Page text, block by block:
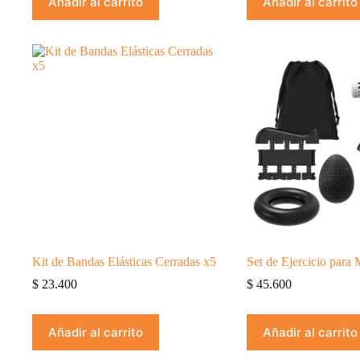
Kit de Bandas Elásticas Cerradas x5
$ 23.400
Añadir al carrito
Set de Ejercicio para
$45.600
Añadir al carrito